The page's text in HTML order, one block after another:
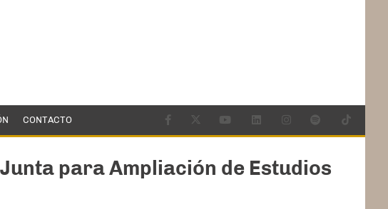
CONTACTO
para Ampliación de Estudios